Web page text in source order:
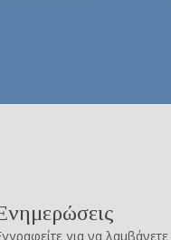
για να